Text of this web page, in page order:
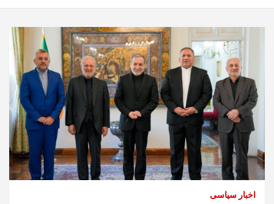
اخبار سیاسی